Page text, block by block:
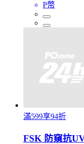
P幣
滿599享94折
FSK 防窺抗